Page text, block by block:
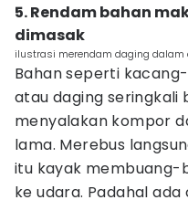
5. Rendam bahan
dimasak
ilustrasi merendam daging dalam
Bahan seperti
atau daging seringkali
menyalakan kompor
lama. Merebus
itu kayak membuang-
ke udara. Padahal